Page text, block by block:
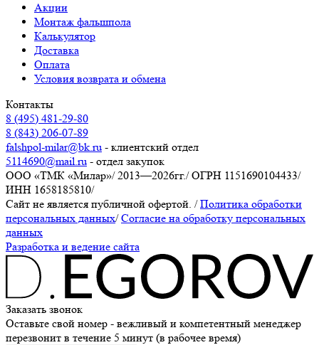
Акции
Монтаж фальшпола
Калькулятор
Доставка
Оплата
Условия возврата и обмена
Контакты
8 (495) 481-29-80
8 (843) 206-07-89
falshpol-milar@bk.ru - клиентский отдел
5114690@mail.ru - отдел закупок
ООО «ТМК «Милар»/ 2013—2026гг./ОГРН 1151690104433/
ИНН 1658185810/
Сайт не является публичной офертой. / Политика обработки
персональных данных/ Согласие на обработку персональных
данных
Разработка и ведение сайта
Заказать звонок
Оставьте свой номер - вежливый и компетентный менеджер
перезвонит в течение 5 минут (в рабочее время)